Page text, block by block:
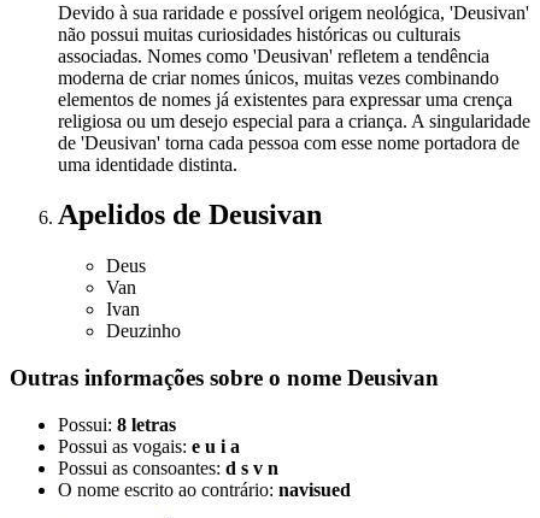
Devido à sua raridade e possível origem neológica, 'Deusivan'
não possui muitas curiosidades históricas ou culturais
associadas. Nomes como 'Deusivan' refletem a tendência
moderna de criar nomes únicos, muitas vezes combinando
elementos de nomes já existentes para expressar uma crença
religiosa ou um desejo especial para a criança. A singularidade
de 'Deusivan' torna cada pessoa com esse nome portadora de
uma identidade distinta.
Apelidos de Deusivan
Deus
Van
Ivan
Deuzinho
Outras informações sobre o nome Deusivan
Possui: 8 letras
Possui as vogais: e u i a
Possui as consoantes: d s v n
O nome escrito ao contrário: navisued